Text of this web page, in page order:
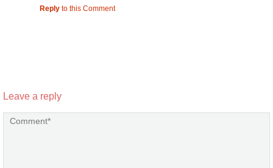
Reply to this Comment
Leave a reply